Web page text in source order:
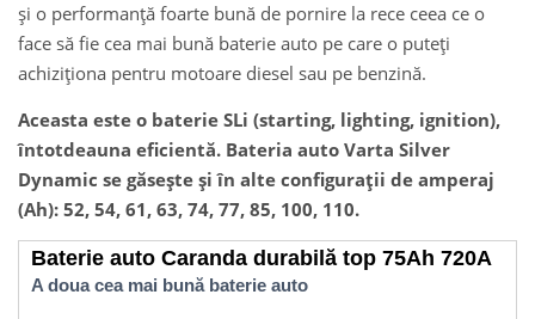
și o performanță foarte bună de pornire la rece ceea ce o
face să fie cea mai bună baterie auto pe care o puteți
achiziționa pentru motoare diesel sau pe benzină.
Aceasta este o baterie SLi (starting, lighting, ignition),
întotdeauna eficientă. Bateria auto Varta Silver
Dynamic se găsește și în alte configurații de amperaj
(Ah): 52, 54, 61, 63, 74, 77, 85, 100, 110.
Baterie auto Caranda durabilă top 75Ah 720A
A doua cea mai bună baterie auto